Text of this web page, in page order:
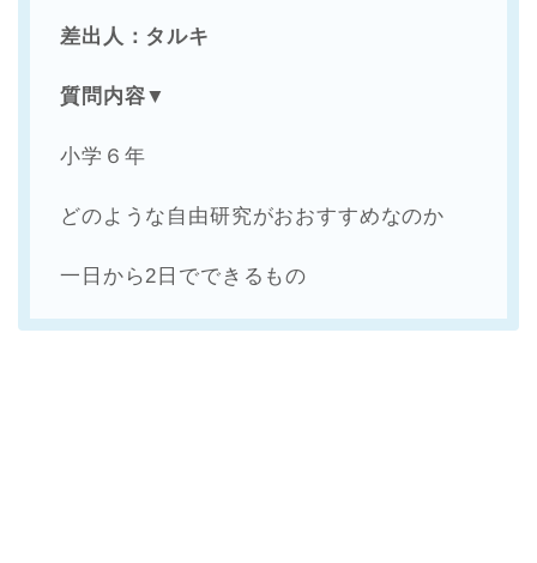
差出人：タルキ
質問内容▼
小学６年
どのような自由研究がおおすすめなのか
一日から2日でできるもの